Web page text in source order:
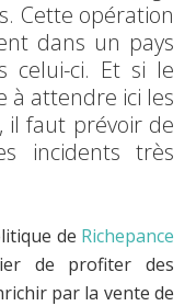
Cette opération
dans un pays
celui-ci. Et si le
à attendre ici les
il faut prévoir de
incidents très
de Richepance
de profiter des
par la vente de